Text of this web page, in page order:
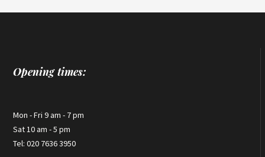
Opening times:
Mon - Fri 9 am - 7 pm
Sat 10 am - 5 pm
Tel: 020 7636 3950